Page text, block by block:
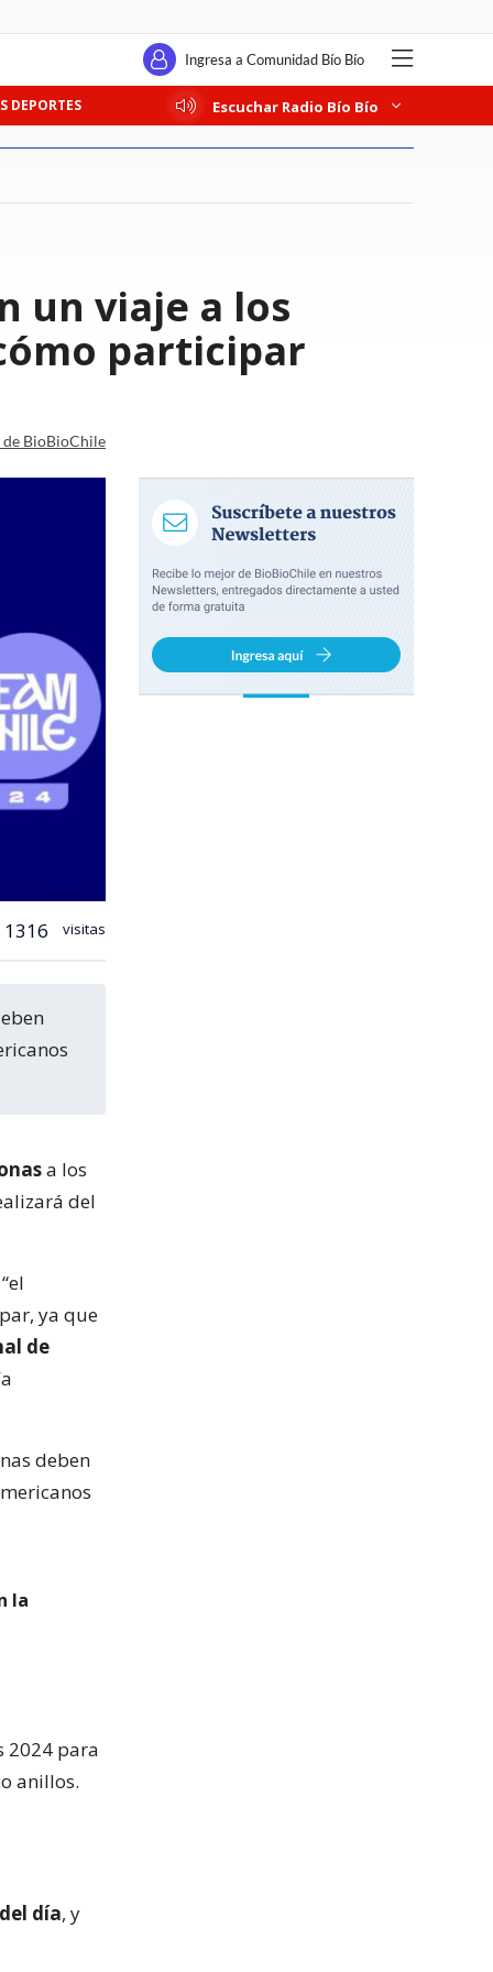
Ingresa a Comunidad Bío Bío
DEPORTES Escuchar Radio Bío Bío
un viaje a los
participar
de BioBioChile
1316 visitas
a los
del
ya que
de
deben
la
2024 para
anillos.
día, y